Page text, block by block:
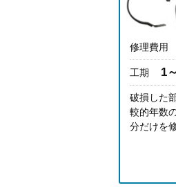
修理費用
工期 1
破損した
較的年数
分だけを